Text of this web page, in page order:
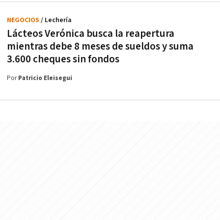
Lácteos Verónica busca la reapertura
mientras debe 8 meses de sueldos y suma
3.600 cheques sin fondos
NEGOCIOS / Lechería
PorPatricio Eleisegui